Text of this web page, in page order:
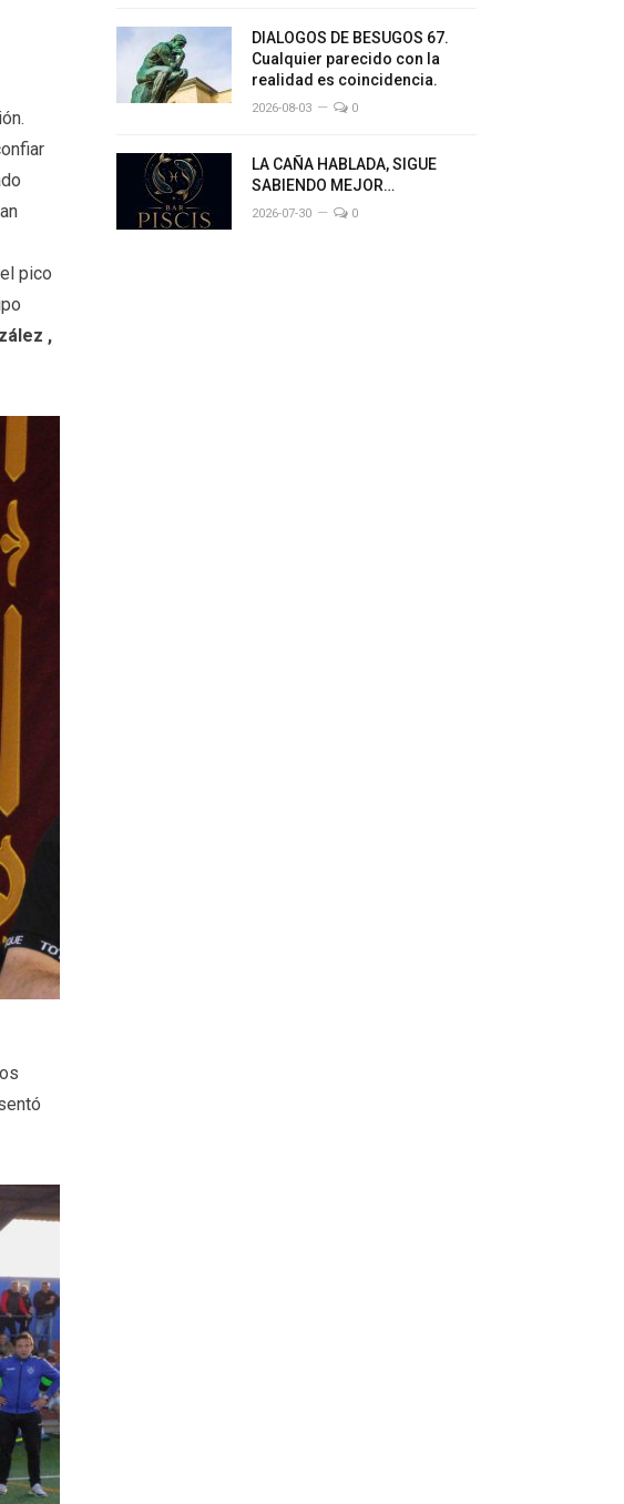
pico
,
DIALOGOS DE BESUGOS 67.
Cualquier parecido con la
realidad es coincidencia.
2026-08-03 0
LA CAÑA HABLADA, SIGUE
SABIENDO MEJOR…
2026-07-30 0